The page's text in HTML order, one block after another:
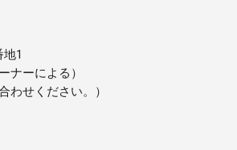
1
ナーによる）
わせください。）